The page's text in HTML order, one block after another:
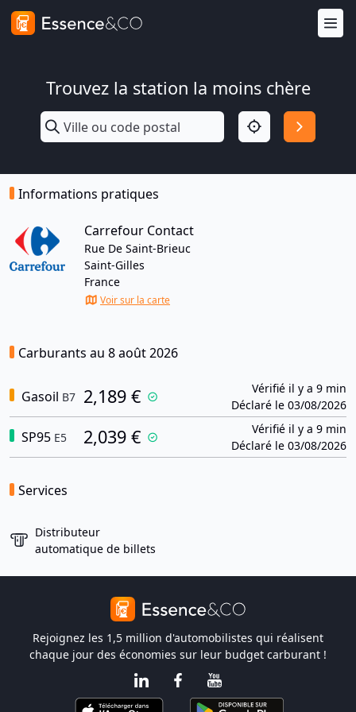
Trouvez la station la moins chère
Informations pratiques
Carrefour Contact
Rue De Saint-Brieuc
Saint-Gilles
France
Voir sur la carte
Carburants au 8 août 2026
Gasoil B7 2,189 €
Vérifié il y a 9 min
Déclaré le 03/08/2026
SP95 E5 2,039 €
Vérifié il y a 9 min
Déclaré le 03/08/2026
Services
Distributeur
automatique de billets
Rejoignez les 1,5 million d'automobilistes qui réalisent
chaque jour des économies sur leur budget carburant !